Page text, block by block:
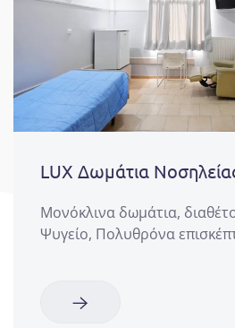
LUX Δωμάτια
Μονόκλινα δωμάτια,
Ψυγείο, Πολυθρόνα